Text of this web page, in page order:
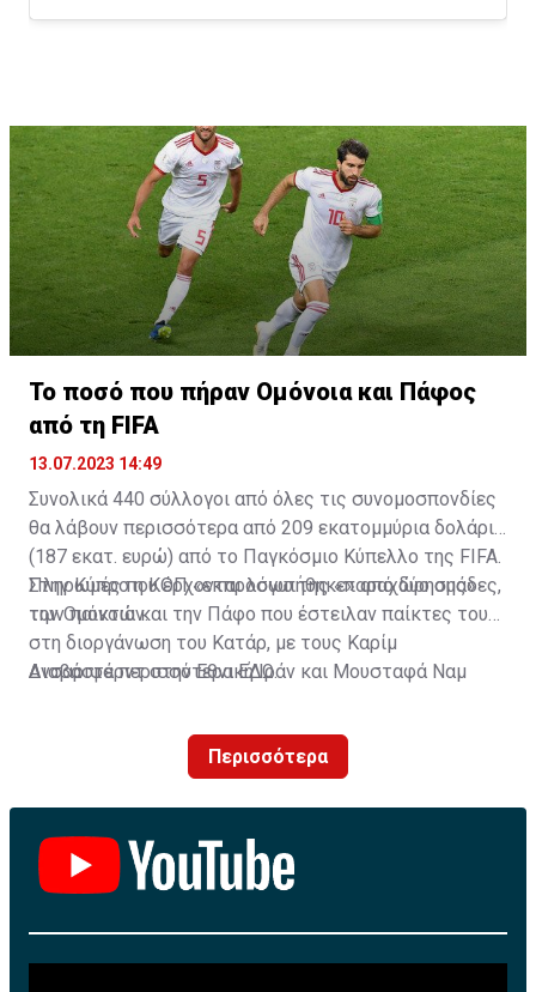
A post shared by OMONOIA FC (@omonoiafootball)
Το ποσό που πήραν Ομόνοια και Πάφος
από τη FIFA
13.07.2023 14:49
Συνολικά 440 σύλλογοι από όλες τις συνομοσπονδίες
θα λάβουν περισσότερα από 209 εκατομμύρια δολάρια
(187 εκατ. ευρώ) από το Παγκόσμιο Κύπελλο της FIFA.
Πληρωμές που έρχονται λόγω της «παραχώρησης»
των παικτών.
Στην Κύπρο η ΚΟΠ «εκπροσωπήθηκε» από δύο ομάδες,
την Ομόνοια και την Πάφο που έστειλαν παίκτες τους
στη διοργάνωση του Κατάρ, με τους Καρίμ
Ανσαριφάρντ στην Εθνική Ιράν και Μουσταφά Ναμ
Διαβάστε περισσότεραΕΔΩ.
Περισσότερα